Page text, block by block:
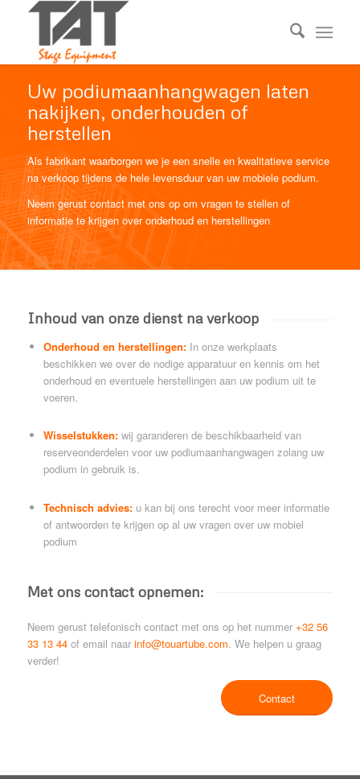
Uw podiumaanhangwagen laten
nakijken, onderhouden of
herstellen
Als fabrikant waarborgen we je een snelle en kwalitatieve service
na verkoop tijdens de hele levensduur van uw mobiele podium.
Neem gerust contact met ons op om vragen te stellen of
informatie te krijgen over onderhoud en herstellingen
Inhoud van onze dienst na verkoop
Onderhoud en herstellingen:In onze werkplaats
beschikken we over de nodige apparatuur en kennis om het
onderhoud en eventuele herstellingen aan uw podium uit te
voeren.
Wisselstukken:wij garanderen de beschikbaarheid van
reserveonderdelen voor uw podiumaanhangwagen zolang uw
podium in gebruik is.
Technisch advies:u kan bij ons terecht voor meer informatie
of antwoorden te krijgen op al uw vragen over uw mobiel
podium
Met ons contact opnemen:
Neem gerust telefonisch contact met ons op het nummer +32 56
33 13 44of email naar info@touartube.com. We helpen u graag
verder!
Contact